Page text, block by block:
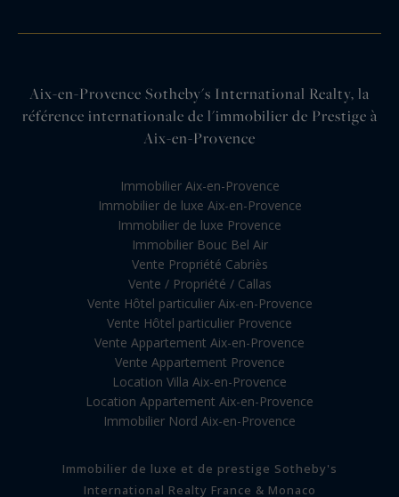
Aix-en-Provence Sotheby's International Realty, la
référence internationale de l'immobilier de Prestige à
Aix-en-Provence
Immobilier Aix-en-Provence
Immobilier de luxe Aix-en-Provence
Immobilier de luxe Provence
Immobilier Bouc Bel Air
Vente Propriété Cabriès
Vente / Propriété / Callas
Vente Hôtel particulier Aix-en-Provence
Vente Hôtel particulier Provence
Vente Appartement Aix-en-Provence
Vente Appartement Provence
Location Villa Aix-en-Provence
Location Appartement Aix-en-Provence
Immobilier Nord Aix-en-Provence
Immobilier de luxe et de prestige Sotheby's
International Realty France & Monaco